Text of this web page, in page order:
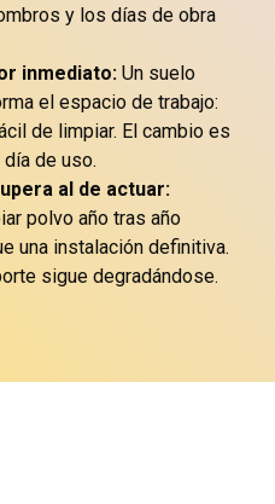
y los días de obra
inmediato: Un suelo
el espacio de trabajo:
de limpiar. El cambio es
de uso.
al de actuar:
polvo año tras año
una instalación definitiva.
sigue degradándose.